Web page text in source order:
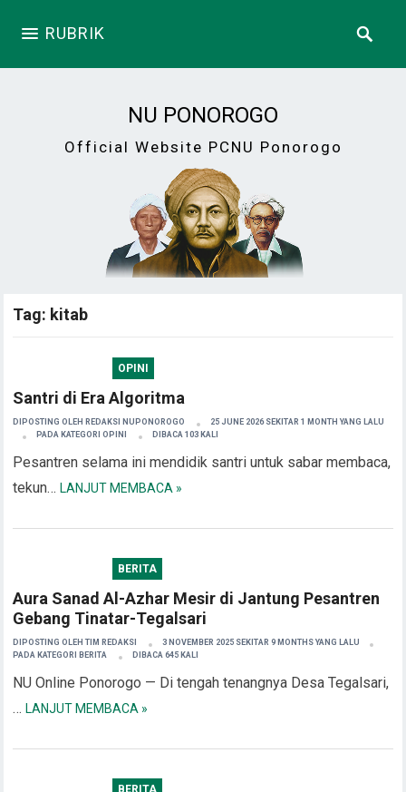
RUBRIK
NU PONOROGO
Official Website PCNU Ponorogo
Tag: kitab
OPINI
Santri di Era Algoritma
DIPOSTING OLEH REDAKSI NUPONOROGO
25 JUNE 2026 SEKITAR 1 MONTH YANG LALU
PADA KATEGORI OPINI DIBACA 103 KALI
Pesantren selama ini mendidik santri untuk sabar membaca,
tekun…LANJUT MEMBACA »
BERITA
Aura Sanad Al-Azhar Mesir di Jantung Pesantren
Gebang Tinatar-Tegalsari
DIPOSTING OLEHTIM REDAKSI
3 NOVEMBER 2025 SEKITAR 9 MONTHS YANG LALU
PADA KATEGORI
BERITA DIBACA 645 KALI
NU Online Ponorogo — Di tengah tenangnya Desa Tegalsari,
…LANJUT MEMBACA »
BERITA